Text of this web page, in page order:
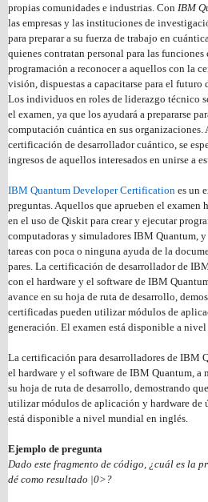
propias comunidades e industrias. Con IBM
las empresas y las instituciones de
para preparar a su fuerza de trabajo en
quienes contratan personal para las
programación a reconocer a aquellos con la
visión, dispuestas a capacitarse para el futuro
Los individuos en roles de liderazgo técnico
el examen, ya que los ayudará a prepararse
computación cuántica en sus organizaciones.
certificación de desarrollador cuántico, se
ingresos de aquellos interesados en unirse a
IBM Quantum Developer Certification es un
preguntas. Aquellos que aprueben el examen
en el uso de Qiskit para crear y ejecutar
computadoras y simuladores IBM Quantum,
tareas con poca o ninguna ayuda de la
pares. La certificación de desarrollador de
con el hardware y el software de IBM
avance en su hoja de ruta de desarrollo,
certificadas pueden utilizar módulos de
generación. El examen está disponible a
La certificación para desarrolladores de IBM
el hardware y el software de IBM Quantum, a
su hoja de ruta de desarrollo, demostrando
utilizar módulos de aplicación y hardware de
está disponible a nivel mundial en inglés.
Ejemplo de pregunta
Dado este fragmento de código, ¿cuál es la
dé como resultado |0>?